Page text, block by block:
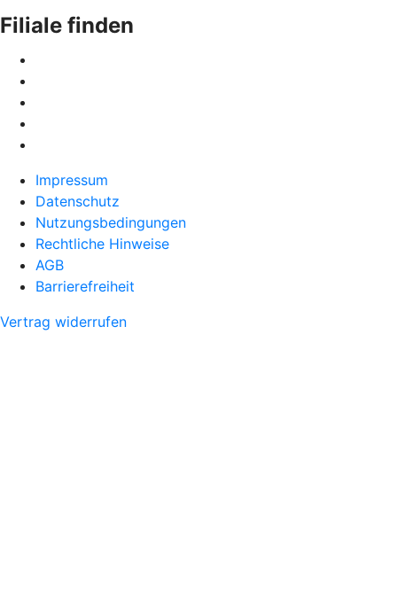
Filiale finden
Impressum
Datenschutz
Nutzungsbedingungen
Rechtliche Hinweise
AGB
Barrierefreiheit
Vertrag widerrufen